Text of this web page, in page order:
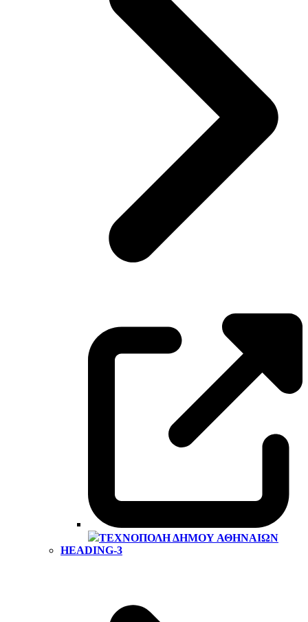
ΤΕΧΝΌΠΟΛΗ ΔΉΜΟΥ ΑΘΗΝΑΊΩΝ
HEADING-3